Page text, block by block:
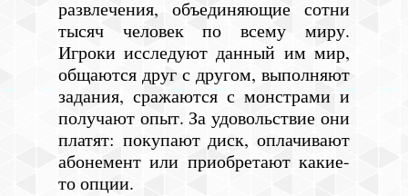
развлечения, объединяющие сотни
тысяч человек по всему миру.
Игроки исследуют данный им мир,
общаются друг с другом, выполняют
задания, сражаются с монстрами и
получают опыт. За удовольствие они
платят: покупают диск, оплачивают
абонемент или приобретают какие-
то опции.